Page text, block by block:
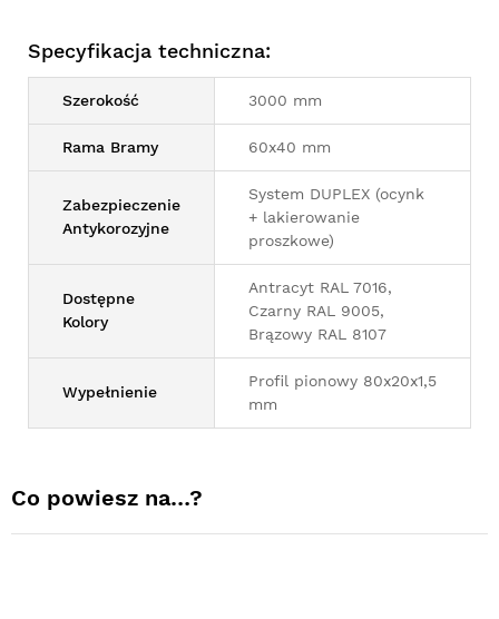
Specyfikacja techniczna:
Szerokość 3000 mm
Rama Bramy 60x40 mm
Zabezpieczenie
Antykorozyjne
System DUPLEX (ocynk
+ lakierowanie
proszkowe)
Dostępne
Kolory
Antracyt RAL 7016,
Czarny RAL 9005,
Brązowy RAL 8107
Wypełnienie
Profil pionowy 80x20x1,5
mm
Co powiesz na…?